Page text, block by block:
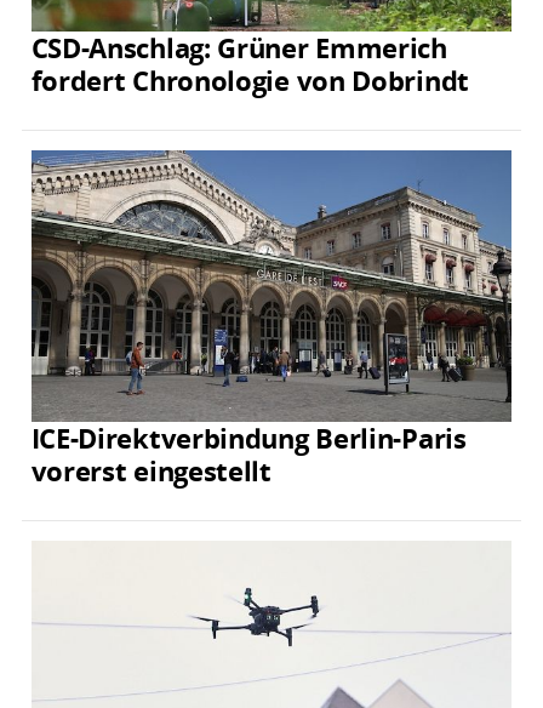
CSD-Anschlag: Grüner Emmerich
fordert Chronologie von Dobrindt
ICE-Direktverbindung Berlin-Paris
vorerst eingestellt